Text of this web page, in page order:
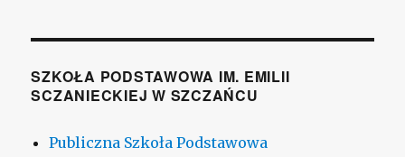
SZKOŁA PODSTAWOWA IM. EMILII
SCZANIECKIEJ W SZCZAŃCU
Publiczna Szkoła Podstawowa